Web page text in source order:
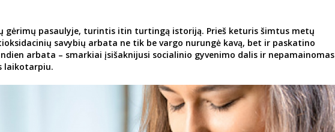
gėrimų pasaulyje, turintis itin turtingą istoriją. Prieš keturis šimtus metų
savybių arbata ne tik be vargo nurungė kavą, bet ir paskatino
arbata – smarkiai įsišaknijusi socialinio gyvenimo dalis ir nepamainomas
laikotarpiu.